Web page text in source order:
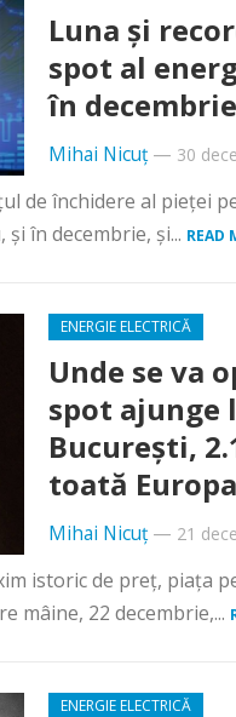
Luna și
spot al
în
Mihai Nicuț— 30
de închidere al pieței
în decembrie, și... READ
ENERGIE ELECTRICĂ
Unde se va
spot ajunge
București,
toată Europa
Mihai Nicuț— 21
istoric de preț, piața
mâine, 22 decembrie,...
ENERGIE ELECTRICĂ